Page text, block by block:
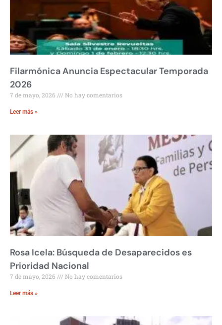
Filarmónica Anuncia Espectacular Temporada
2026
7 de mayo, 2026 No hay comentarios
Leer más »
Rosa Icela: Búsqueda de Desaparecidos es
Prioridad Nacional
7 de mayo, 2026 No hay comentarios
Leer más »